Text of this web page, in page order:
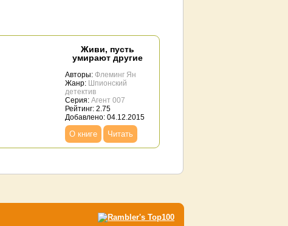
Живи, пусть
умирают другие
Авторы: Флеминг Ян
Жанр: Шпионский
детектив
Серия: Агент 007
Рейтинг: 2.75
Добавлено: 04.12.2015
О книге Читать